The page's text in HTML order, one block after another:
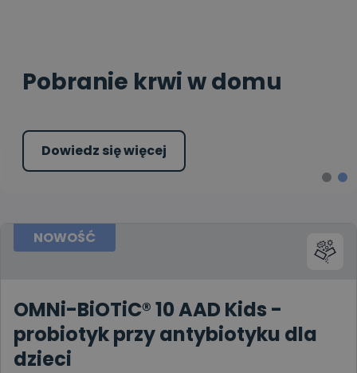
NOWOŚĆ
OMNi-BiOTiC® 10 AAD Kids -
probiotyk przy antybiotyku dla
dzieci
Pobranie krwi w domu
Dowiedz się więcej